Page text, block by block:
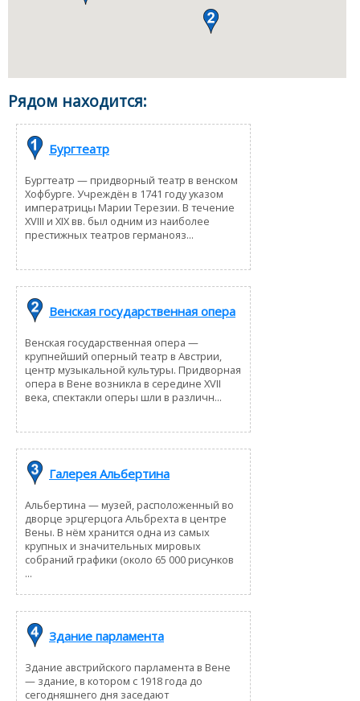
Рядом находится:
Бургтеатр
Бургтеатр — придворный театр в венском
Хофбурге. Учреждён в 1741 году указом
императрицы Марии Терезии. В течение
XVIII и XIX вв. был одним из наиболее
престижных театров германояз...
Венская государственная опера
Венская государственная опера —
крупнейший оперный театр в Австрии,
центр музыкальной культуры. Придворная
опера в Вене возникла в середине XVII
века, спектакли оперы шли в различн...
Галерея Альбертина
Альбертина — музей, расположенный во
дворце эрцгерцога Альбрехта в центре
Вены. В нём хранится одна из самых
крупных и значительных мировых
собраний графики (около 65 000 рисунков
...
Здание парламента
Здание австрийского парламента в Вене
— здание, в котором с 1918 года до
сегодняшнего дня заседают